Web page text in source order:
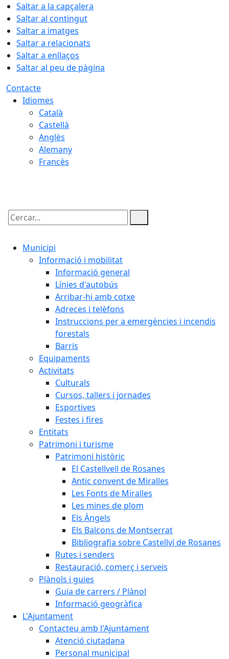
Saltar a la capçalera
Saltar al contingut
Saltar a imatges
Saltar a relacionats
Saltar a enllaços
Saltar al peu de pàgina
Contacte
Idiomes
Català
Castellà
Anglès
Alemany
Francès
Cercar:
Municipi
Informació i mobilitat
Informació general
Línies d'autobús
Arribar-hi amb cotxe
Adreces i telèfons
Instruccions per a emergències i incendis
forestals
Barris
Equipaments
Activitats
Culturals
Cursos, tallers i jornades
Esportives
Festes i fires
Entitats
Patrimoni i turisme
Patrimoni històric
El Castellvell de Rosanes
Antic convent de Miralles
Les Fonts de Miralles
Les mines de plom
Els Àngels
Els Balcons de Montserrat
Bibliografia sobre Castellví de Rosanes
Rutes i senders
Restauració, comerç i serveis
Plànols i guies
Guia de carrers / Plànol
Informació geogràfica
L'Ajuntament
Contacteu amb l'Ajuntament
Atenció ciutadana
Personal municipal